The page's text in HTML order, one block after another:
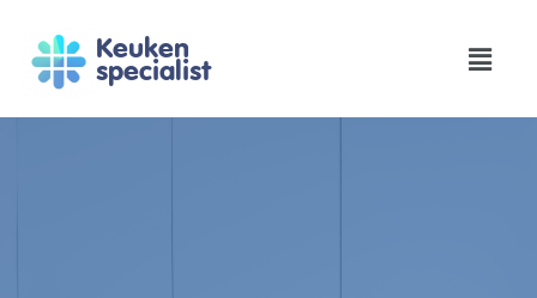
Keuken
specialist